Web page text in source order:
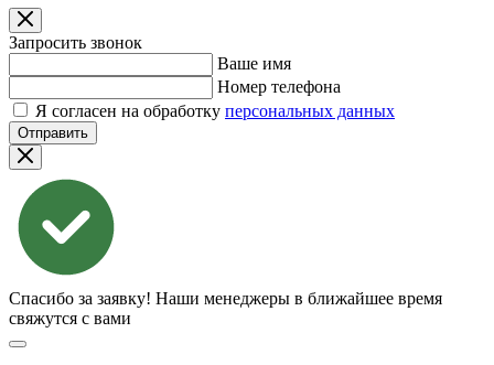
Запросить звонок
Ваше имя
Номер телефона
Я согласен на обработку персональных данных
Отправить
Спасибо за заявку! Наши менеджеры в ближайшее время
свяжутся с вами